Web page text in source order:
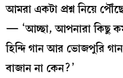
আমরা একটা প্রশ্ন নিয়ে
— ‘আচ্ছা, আপনারা কিছু
হিন্দি গান আর ভোজপুরি
বাজান না কেন?’